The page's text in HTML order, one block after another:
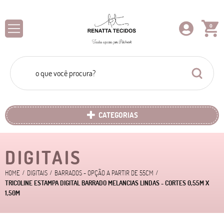
0
CATEGORIAS
DIGITAIS
HOME DIGITAIS
BARRADOS - OPÇÃO A PARTIR DE 55CM
TRICOLINE ESTAMPA DIGITAL BARRADO MELANCIAS LINDAS - CORTES 0,55M X
1,50M